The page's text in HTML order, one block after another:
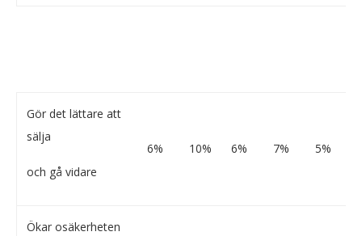
Gör det lättare att
sälja
och gå vidare
6% 10% 6% 7% 5%
Ökar osäkerheten